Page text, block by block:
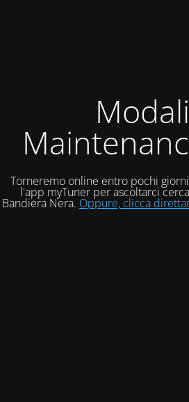
Torneremo online entro pochi
l'app myTuner per ascoltarci
Bandiera Nera. Oppure, clicca